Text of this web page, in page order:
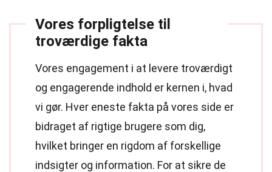
Vores forpligtelse til
troværdige fakta
Vores engagement i at levere troværdigt
og engagerende indhold er kernen i, hvad
vi gør. Hver eneste fakta på vores side er
bidraget af rigtige brugere som dig,
hvilket bringer en rigdom af forskellige
indsigter og information. For at sikre de